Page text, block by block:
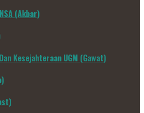
(Akbar)
Kesejahteraan UGM (Gawat)